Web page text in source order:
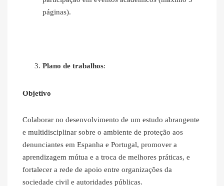
páginas).
Plano de trabalhos:
Objetivo
Colaborar no desenvolvimento de um estudo abrangente
e multidisciplinar sobre o ambiente de proteção aos
denunciantes em Espanha e Portugal, promover a
aprendizagem mútua e a troca de melhores práticas, e
fortalecer a rede de apoio entre organizações da
sociedade civil e autoridades públicas.